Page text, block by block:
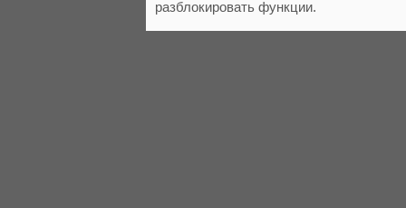
разблокировать функции.